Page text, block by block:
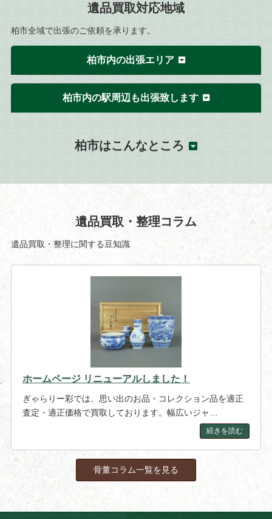
遺品買取対応地域
柏市全域で出張のご依頼を承ります。
柏市内の出張エリア
柏市内の駅周辺も出張致します
柏市はこんなところ
遺品買取・整理コラム
遺品買取・整理に関する豆知識
ホームページ リニューアルしました！
ぎゃらりー彩では、思い出のお品・コレクション品を適正
査定・適正価格で買取しております。幅広いジャ…
続きを読む
骨董コラム一覧を見る